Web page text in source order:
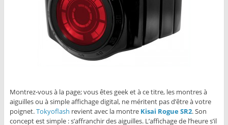
Montrez-vous à la page; vous êtes geek et à ce titre, les montres à
aiguilles ou à simple affichage digital, ne méritent pas d’être à votre
poignet.Tokyoflash revient avec la montre Kisai Rogue SR2. Son
concept est simple : s’affranchir des aiguilles. L’affichage de l’heure s’il